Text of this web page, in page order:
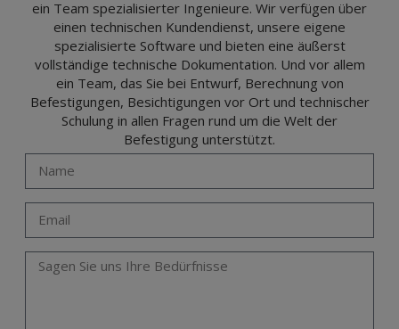
ein Team spezialisierter Ingenieure. Wir verfügen über
einen technischen Kundendienst, unsere eigene
spezialisierte Software und bieten eine äußerst
vollständige technische Dokumentation. Und vor allem
ein Team, das Sie bei Entwurf, Berechnung von
Befestigungen, Besichtigungen vor Ort und technischer
Schulung in allen Fragen rund um die Welt der
Befestigung unterstützt.